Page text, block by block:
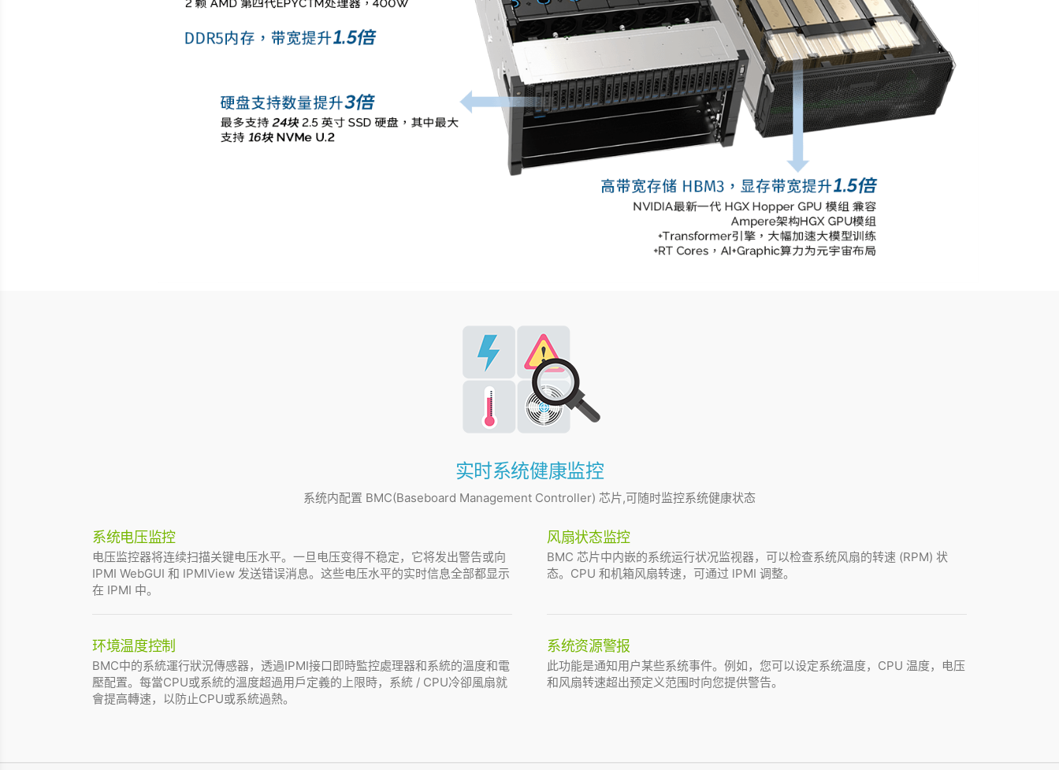
实时系统健康监控
系统内配置 BMC(Baseboard Management Controller) 芯片,可随时监控系统健康状态
系统电压监控
电压监控器将连续扫描关键电压水平。一旦电压变得不稳定，它将发出警告或向
IPMI WebGUI 和 IPMIView 发送错误消息。这些电压水平的实时信息全部都显示
在 IPMI 中。
风扇状态监控
BMC 芯片中内嵌的系统运行状况监视器，可以检查系统风扇的转速 (RPM) 状
态。CPU 和机箱风扇转速，可通过 lPMI 调整。
环境温度控制
BMC中的系統運行狀況傳感器，透過IPMI接口即時監控處理器和系統的溫度和電
壓配置。每當CPU或系統的溫度超過用戶定義的上限時，系統 / CPU冷卻風扇就
會提高轉速，以防止CPU或系統過熱。
系统资源警报
此功能是通知用户某些系统事件。例如，您可以设定系统温度，CPU 温度，电压
和风扇转速超出预定义范围时向您提供警告。